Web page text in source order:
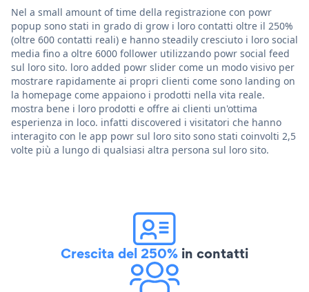
Nel a small amount of time della registrazione con powr
popup sono stati in grado di grow i loro contatti oltre il 250%
(oltre 600 contatti reali) e hanno steadily cresciuto i loro social
media fino a oltre 6000 follower utilizzando powr social feed
sul loro sito. loro added powr slider come un modo visivo per
mostrare rapidamente ai propri clienti come sono landing on
la homepage come appaiono i prodotti nella vita reale.
mostra bene i loro prodotti e offre ai clienti un'ottima
esperienza in loco. infatti discovered i visitatori che hanno
interagito con le app powr sul loro sito sono stati coinvolti 2,5
volte più a lungo di qualsiasi altra persona sul loro sito.
Crescita del 250% in contatti